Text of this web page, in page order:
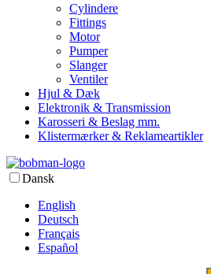
Cylindere
Fittings
Motor
Pumper
Slanger
Ventiler
Hjul & Dæk
Elektronik & Transmission
Karosseri & Beslag mm.
Klistermærker & Reklameartikler
Dansk
English
Deutsch
Français
Español